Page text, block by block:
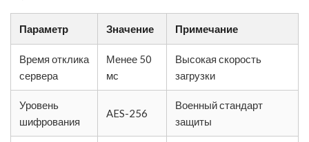
Параметр Значение Примечание
Время отклика
сервера
Менее 50
мс
Высокая скорость
загрузки
Уровень
шифрования
AES-256
Военный стандарт
защиты